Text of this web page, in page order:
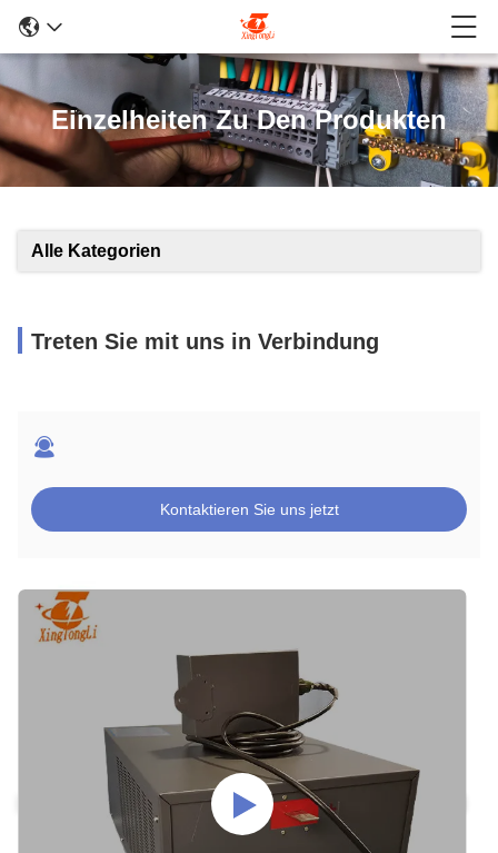
Einzelheiten Zu Den Produkten
Alle Kategorien
Treten Sie mit uns in Verbindung
Kontaktieren Sie uns jetzt